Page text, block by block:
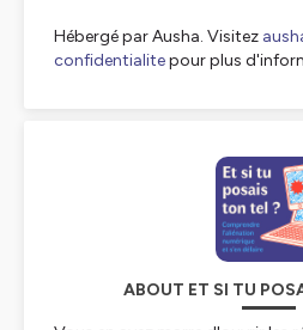
Hébergé par Ausha. Visitez
confidentialitepour plus
ABOUT ET SI TU